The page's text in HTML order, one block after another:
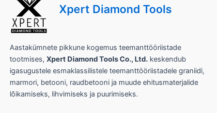
Xpert Diamond Tools
Aastakümnete pikkune kogemus teemanttööriistade
tootmises, Xpert Diamond Tools Co., Ltd. keskendub
igasugustele esmaklassilistele teemanttööriistadele graniidi,
marmori, betooni, raudbetooni ja muude ehitusmaterjalide
lõikamiseks, lihvimiseks ja puurimiseks.